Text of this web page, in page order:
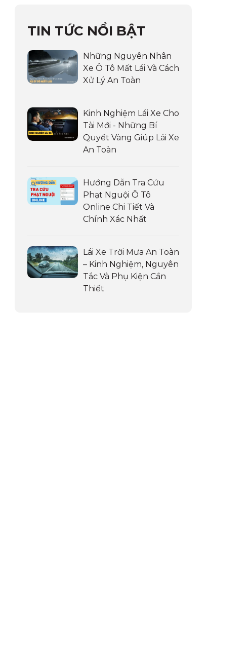
TIN TỨC NỔI BẬT
Những Nguyên Nhân
Xe Ô Tô Mất Lái Và Cách
Xử Lý An Toàn
Kinh Nghiệm Lái Xe Cho
Tài Mới - Những Bí
Quyết Vàng Giúp Lái Xe
An Toàn
Hướng Dẫn Tra Cứu
Phạt Nguội Ô Tô
Online Chi Tiết Và
Chính Xác Nhất
Lái Xe Trời Mưa An Toàn
– Kinh Nghiệm, Nguyên
Tắc Và Phụ Kiện Cần
Thiết